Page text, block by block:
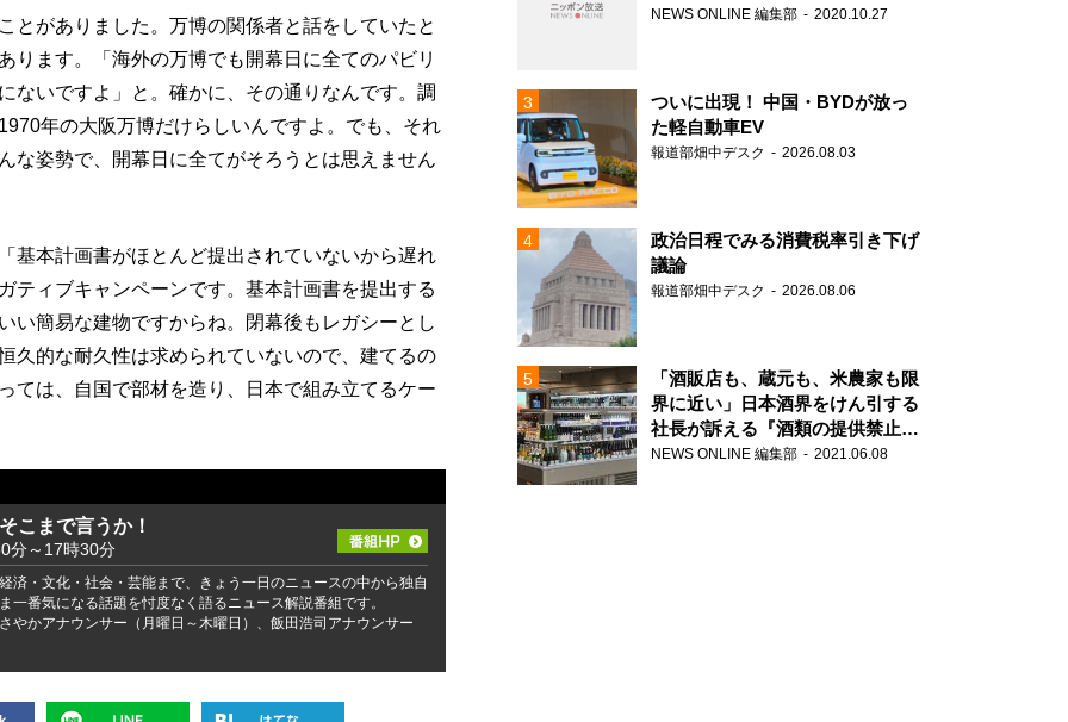
とがありました。万博の関係者と話をしていたと
ります。「海外の万博でも開幕日に全てのパビリ
ないですよ」と。確かに、その通りなんです。調
年の大阪万博だけらしいんですよ。でも、それ
な姿勢で、開幕日に全てがそろうとは思えません
基本計画書がほとんど提出されていないから遅れ
ティブキャンペーンです。基本計画書を提出する
い簡易な建物ですからね。閉幕後もレガシーとし
久的な耐久性は求められていないので、建てるの
ては、自国で部材を造り、日本で組み立てるケー
こまで言うか！
分～17時30分
済・文化・社会・芸能まで、きょう一日のニュースの中から独自
一番気になる話題を忖度なく語るニュース解説番組です。
やかアナウンサー（月曜日～木曜日）、飯田浩司アナウンサー
NEWS ONLINE 編集部 2020.10.27
ついに出現！ 中国・BYDが放っ
た軽自動車EV
報道部畑中デスク 2026.08.03
政治日程でみる消費税率引き下げ
議論
報道部畑中デスク 2026.08.06
「酒販店も、蔵元も、米農家も限
界に近い」日本酒界をけん引する
社長が訴える『酒類の提供禁止』
策の大打撃
NEWS ONLINE 編集部 2021.06.08